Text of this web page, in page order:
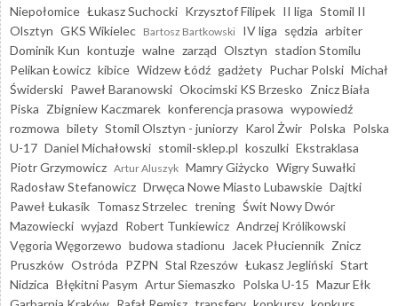
Niepołomice Łukasz Suchocki Krzysztof Filipek II liga Stomil II
Olsztyn GKS Wikielec Bartosz Bartkowski IV liga sędzia arbiter
Dominik Kun kontuzje walne zarząd Olsztyn stadion Stomilu
Pelikan Łowicz kibice Widzew Łódź gadżety Puchar Polski Michał
Świderski Paweł Baranowski Okocimski KS Brzesko Znicz Biała
Piska Zbigniew Kaczmarek konferencja prasowa wypowiedź
rozmowa bilety Stomil Olsztyn - juniorzy Karol Żwir Polska Polska
U-17 Daniel Michałowski stomil-sklep.pl koszulki Ekstraklasa
Piotr Grzymowicz Artur Aluszyk Mamry Giżycko Wigry Suwałki
Radosław Stefanowicz Drwęca Nowe Miasto Lubawskie Dajtki
Paweł Łukasik Tomasz Strzelec trening Świt Nowy Dwór
Mazowiecki wyjazd Robert Tunkiewicz Andrzej Królikowski
Vęgoria Węgorzewo budowa stadionu Jacek Płuciennik Znicz
Pruszków Ostróda PZPN Stal Rzeszów Łukasz Jegliński Start
Nidzica Błękitni Pasym Artur Siemaszko Polska U-15 Mazur Ełk